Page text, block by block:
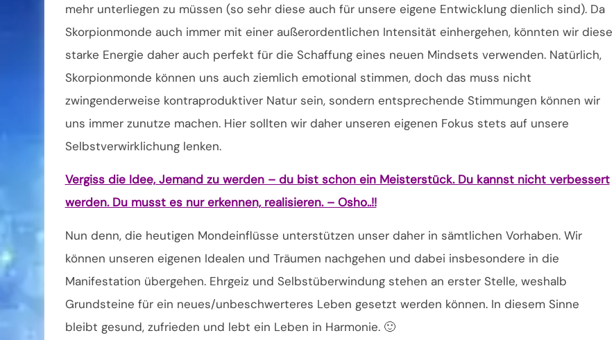
mehr unterliegen zu müssen (so sehr diese auch für unsere eigene Entwicklung dienlich sind). Da
Skorpionmonde auch immer mit einer außerordentlichen Intensität einhergehen, könnten wir diese
starke Energie daher auch perfekt für die Schaffung eines neuen Mindsets verwenden. Natürlich,
Skorpionmonde können uns auch ziemlich emotional stimmen, doch das muss nicht
zwingenderweise kontraproduktiver Natur sein, sondern entsprechende Stimmungen können wir
uns immer zunutze machen. Hier sollten wir daher unseren eigenen Fokus stets auf unsere
Selbstverwirklichung lenken.
Vergiss die Idee, Jemand zu werden – du bist schon ein Meisterstück. Du kannst nicht verbessert
werden. Du musst es nur erkennen, realisieren. – Osho..!!
Nun denn, die heutigen Mondeinflüsse unterstützen unser daher in sämtlichen Vorhaben. Wir
können unseren eigenen Idealen und Träumen nachgehen und dabei insbesondere in die
Manifestation übergehen. Ehrgeiz und Selbstüberwindung stehen an erster Stelle, weshalb
Grundsteine für ein neues/unbeschwerteres Leben gesetzt werden können. In diesem Sinne
bleibt gesund, zufrieden und lebt ein Leben in Harmonie. 🙂